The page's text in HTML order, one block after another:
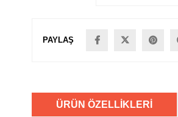
PAYLAŞ
ÜRÜN ÖZELLIKLERI